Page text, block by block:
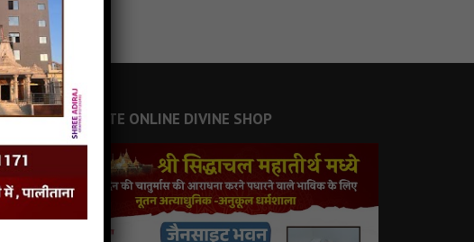
JAINSITE ONLINE DIVINE SHOP